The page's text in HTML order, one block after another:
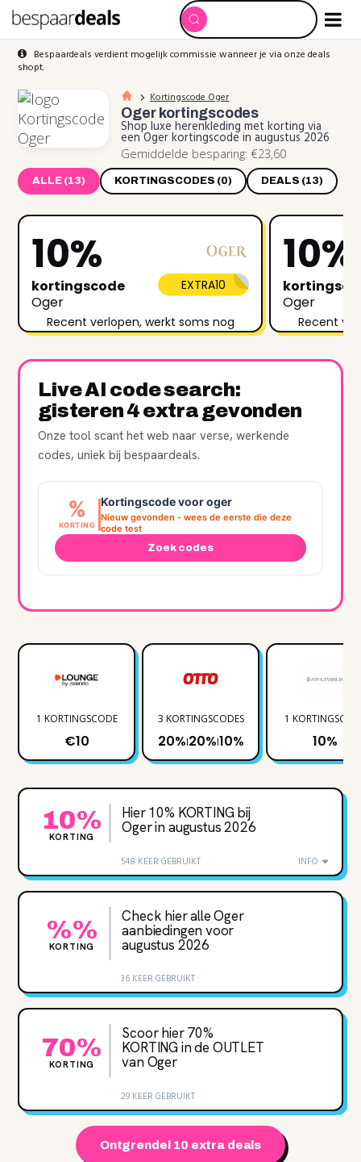
Bespaardeals verdient mogelijk commissie wanneer je via onze deals
shopt.
Kortingscode Oger
Oger kortingscodes
Shop luxe herenkleding met korting via
een Oger kortingscode in augustus 2026
Gemiddelde besparing: €23,60
ALLE (13) KORTINGSCODES (0) DEALS (13)
10%
kortingscode
Oger
EXTRA10
Recent verlopen, werkt soms nog
10%
Oger
Recent
Live AI code search:
gisteren 4 extra gevonden
Onze tool scant het web naar verse, werkende
codes, uniek bij bespaardeals.
%
KORTING
Kortingscode voor oger
Nieuw gevonden - wees de eerste die deze
code test
Zoek codes
1 KORTINGSCODE
€10
3 KORTINGSCODES
20%|20%|10%
1
10%
10%
KORTING
Hier 10% KORTING bij
Oger in augustus 2026
548 KEER GEBRUIKT INFO
%%
KORTING
Check hier alle Oger
aanbiedingen voor
augustus 2026
36 KEER GEBRUIKT
70%
KORTING
Scoor hier 70‌%
KORTING in de OUTLET
van Oger
29 KEER GEBRUIKT
Ontgrendel 10 extra deals